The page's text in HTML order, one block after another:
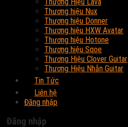
Thương hiệu Nux
Thương hiệu Donner
Thương hiệu HXW Avatar
Thương hiệu Hotone
Thương hiệu Sqoe
Thương Hiệu Clover Guitar
Thương Hiệu Nhẫn Guitar
Tin Tức
Liên hệ
Đăng nhập
Đăng nhập